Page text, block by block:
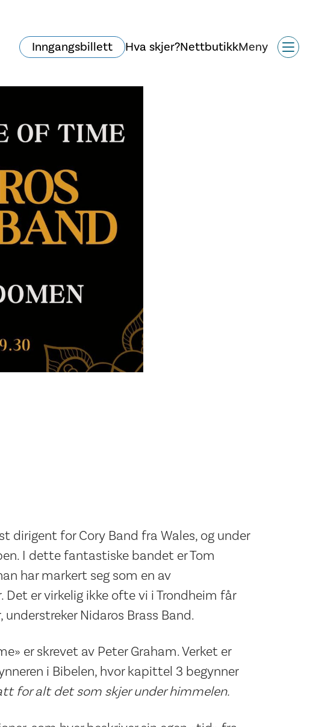
Inngangsbillett Hva skjer?NettbutikkMeny
dirigent for Cory Band fra Wales, og under
I dette fantastiske bandet er Tom
har markert seg som en av
er virkelig ikke ofte vi i Trondheim får
Nidaros Brass Band.
er skrevet av Peter Graham. Verket er
i Bibelen, hvor kapittel 3 begynner
for alt det som skjer under himmelen.